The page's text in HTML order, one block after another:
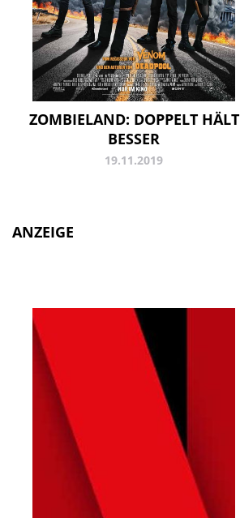
ZOMBIELAND: DOPPELT HÄLT
BESSER
19.11.2019
ANZEIGE